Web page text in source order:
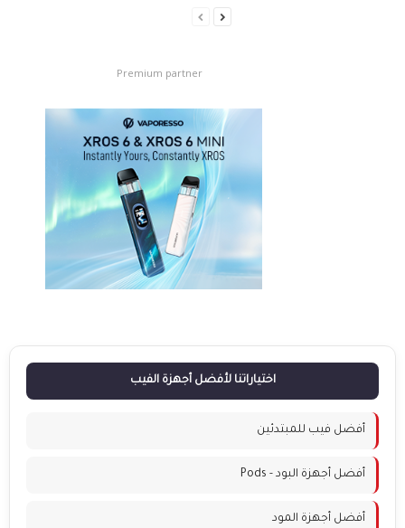
Premium partner
اختياراتنا لأفضل أجهزة الفيب
أفضل فيب للمبتدئين
أفضل أجهزة البود - Pods
أفضل أجهزة المود